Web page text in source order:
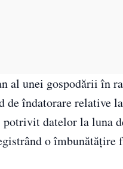
al unei gospodării în
de îndatorare relative
datelor la luna
o îmbunătăţire